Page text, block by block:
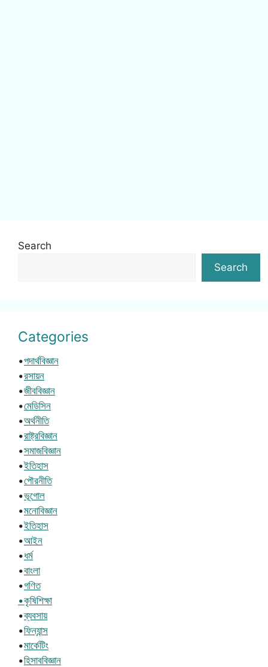
Search
Search
Categories
•পদার্থবিজ্ঞান
•রসায়ন
•জীববিজ্ঞান
•মেডিসিন
•অর্থনীতি
•রাষ্ট্রবিজ্ঞান
•সমাজবিজ্ঞান
•ইতিহাস
•পৌরনীতি
•ভূগোল
•মনোবিজ্ঞান
•ইতিহাস
•আইন
•ধর্ম
•বাংলা
•গণিত
•কৃষিশিক্ষা
•ব্যবসায়
•ফিন্যান্স
•মার্কেটিং
•হিসাববিজ্ঞান